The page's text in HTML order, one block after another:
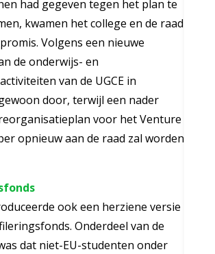
had gegeven tegen het plan te
kwamen het college en de raad
Volgens een nieuwe
de onderwijs- en
van de UGCE in
door, terwijl een nader
voor het Venture
opnieuw aan de raad zal worden
ook een herziene versie
Onderdeel van de
dat niet-EU-studenten onder